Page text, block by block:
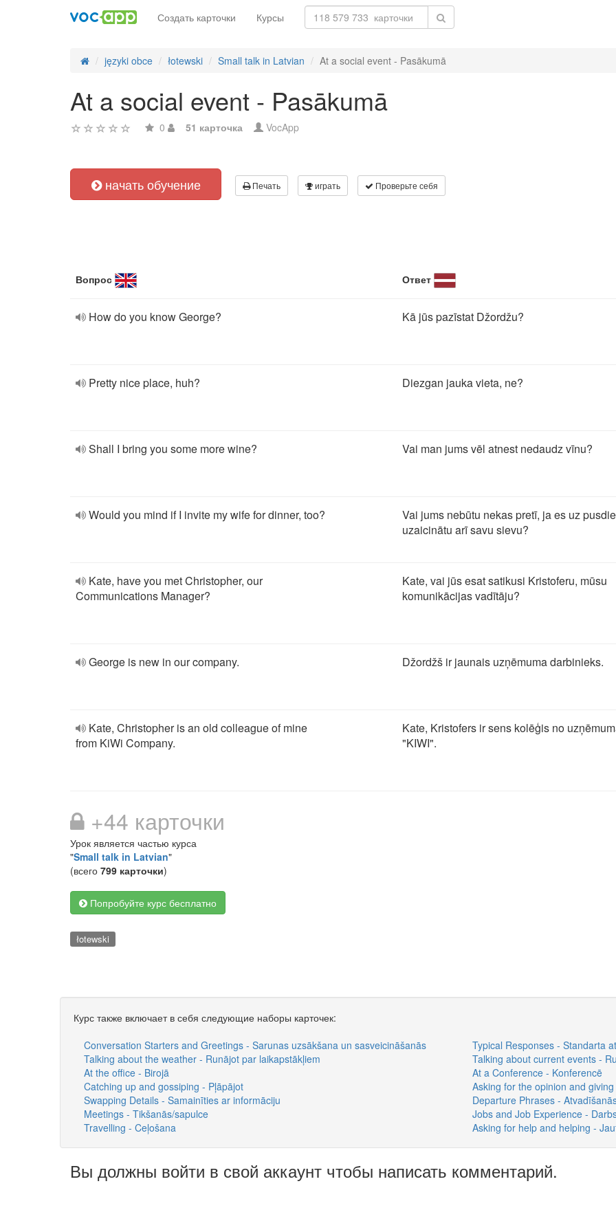
Создать карточки Курсы
języki obce łotewski Small talk in Latvian At a social event - Pasākumā
At a social event - Pasākumā
0 51 карточка VocApp
начать обучение Печать играть Проверьте себя
Вопрос Ответ
How do you know George? Kā jūs pazīstat Džordžu?
Pretty nice place, huh? Diezgan jauka vieta, ne?
Shall I bring you some more wine? Vai man jums vēl atnest nedaudz vīnu?
Would you mind if I invite my wife for dinner, too?
Vai jums nebūtu nekas pretī, ja es uz
uzaicinātu arī savu sievu?
Kate, have you met Christopher, our
Communications Manager?
Kate, vai jūs esat satikusi Kristoferu, mūsu
komunikācijas vadītāju?
George is new in our company. Džordžš ir jaunais uzņēmuma darbinieks.
Kate, Christopher is an old colleague of mine
from KiWi Company.
Kate, Kristofers ir sens kolēģis no
"KIWI".
+44 карточки
Урок является частью курса
"Small talk in Latvian"
(всего 799 карточки)
Попробуйте курс бесплатно
łotewski
Курс также включает в себя следующие наборы карточек:
Conversation Starters and Greetings - Sarunas uzsākšana un sasveicināšanās
Typical Responses - Standarta
Talking about the weather - Runājot par laikapstākļiem
Talking about current events -
At the office - Birojā
At a Conference - Konferencē
Catching up and gossiping - Pļāpājot
Asking for the opinion and
Swapping Details - Samainīties ar informāciju
Departure Phrases -
Meetings - Tikšanās/sapulce
Jobs and Job Experience -
Travelling - Ceļošana
Asking for help and helping -
Вы должны войти в свой аккаунт чтобы написать комментарий.